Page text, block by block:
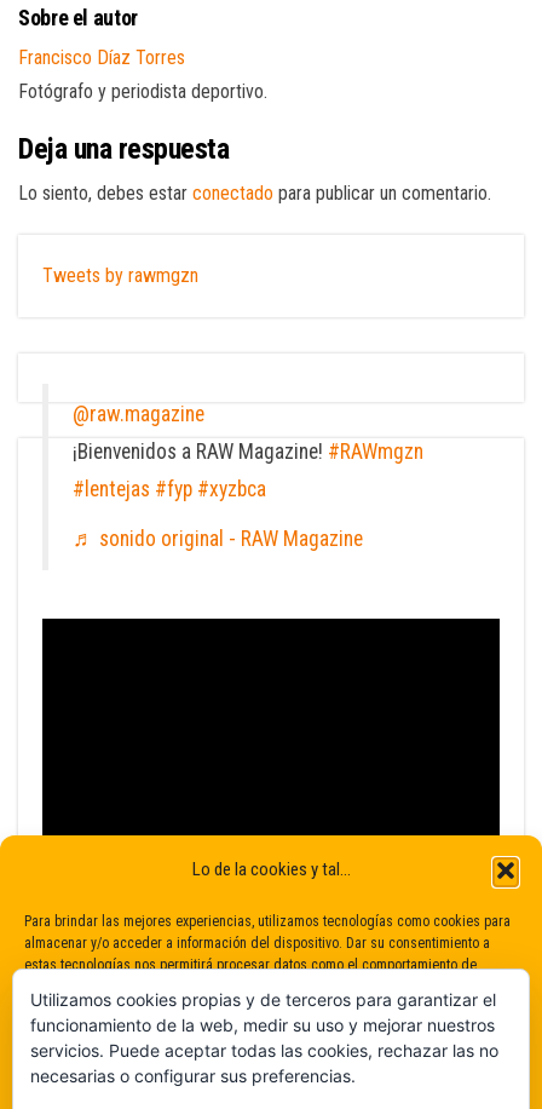
Lo de la cookies y tal...
Para brindar las mejores experiencias, utilizamos tecnologías como cookies para
almacenar y/o acceder a información del dispositivo. Dar su consentimiento a
estas tecnologías nos permitirá procesar datos como el comportamiento de
consentimiento puede afectar negativamente a determinadas características y
funciones.
Sobre el autor
Francisco Díaz Torres
Fotógrafo y periodista deportivo.
Deja una respuesta
Lo siento, debes estar conectado para publicar un comentario.
Tweets by rawmgzn
@raw.magazine
¡Bienvenidos a RAW Magazine! #RAWmgzn
#lentejas #fyp #xyzbca
♬ sonido original - RAW Magazine
Utilizamos cookies propias y de terceros para garantizar el
funcionamiento de la web, medir su uso y mejorar nuestros
servicios. Puede aceptar todas las cookies, rechazar las no
necesarias o configurar sus preferencias.